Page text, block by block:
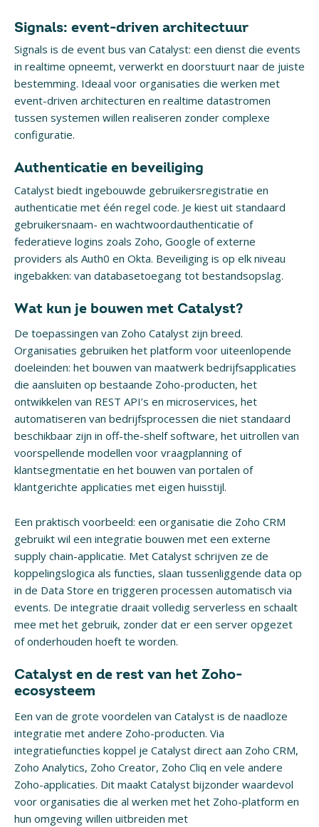
Signals: event-driven architectuur
Signals is de event bus van Catalyst: een dienst die events
in realtime opneemt, verwerkt en doorstuurt naar de juiste
bestemming. Ideaal voor organisaties die werken met
event-driven architecturen en realtime datastromen
tussen systemen willen realiseren zonder complexe
configuratie.
Authenticatie en beveiliging
Catalyst biedt ingebouwde gebruikersregistratie en
authenticatie met één regel code. Je kiest uit standaard
gebruikersnaam- en wachtwoordauthenticatie of
federatieve logins zoals Zoho, Google of externe
providers als Auth0 en Okta. Beveiliging is op elk niveau
ingebakken: van databasetoegang tot bestandsopslag.
Wat kun je bouwen met Catalyst?
De toepassingen van Zoho Catalyst zijn breed.
Organisaties gebruiken het platform voor uiteenlopende
doeleinden: het bouwen van maatwerk bedrijfsapplicaties
die aansluiten op bestaande Zoho-producten, het
ontwikkelen van REST API’s en microservices, het
automatiseren van bedrijfsprocessen die niet standaard
beschikbaar zijn in off-the-shelf software, het uitrollen van
voorspellende modellen voor vraagplanning of
klantsegmentatie en het bouwen van portalen of
klantgerichte applicaties met eigen huisstijl.
Een praktisch voorbeeld: een organisatie die Zoho CRM
gebruikt wil een integratie bouwen met een externe
supply chain-applicatie. Met Catalyst schrijven ze de
koppelingslogica als functies, slaan tussenliggende data op
in de Data Store en triggeren processen automatisch via
events. De integratie draait volledig serverless en schaalt
mee met het gebruik, zonder dat er een server opgezet
of onderhouden hoeft te worden.
Catalyst en de rest van het Zoho-
ecosysteem
Een van de grote voordelen van Catalyst is de naadloze
integratie met andere Zoho-producten. Via
integratiefuncties koppel je Catalyst direct aan Zoho CRM,
Zoho Analytics, Zoho Creator, Zoho Cliq en vele andere
Zoho-applicaties. Dit maakt Catalyst bijzonder waardevol
voor organisaties die al werken met het Zoho-platform en
hun omgeving willen uitbreiden met